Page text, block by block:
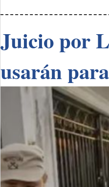
Juicio por
usarán